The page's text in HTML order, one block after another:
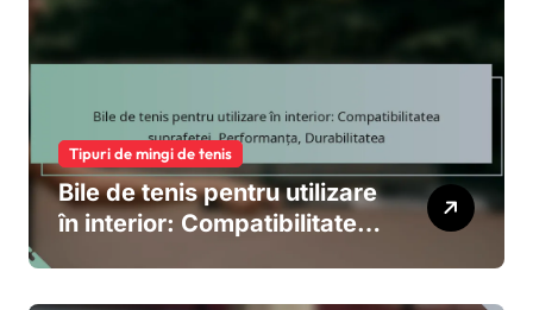
Tipuri de mingi de tenis
Bile de tenis pentru utilizare
în interior: Compatibilitatea